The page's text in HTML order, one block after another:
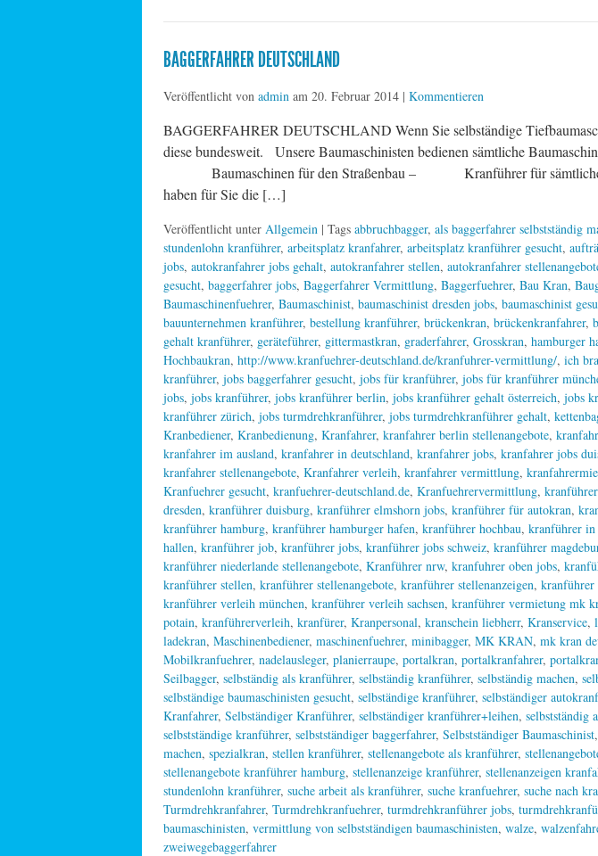
BAGGERFAHRER DEUTSCHLAND
Veröffentlicht von admin am 20. Februar 2014| Kommentieren
BAGGERFAHRER DEUTSCHLAND Wenn Sie selbständige
diese bundesweit. Unsere Baumaschinisten bedienen
Baumaschinen für den Straßenbau – Kranführer für sämtliche
haben für Sie die […]
Veröffentlicht unter Allgemein | Tags abbruchbagger, als baggerfahrer selbstständig
stundenlohn kranführer, arbeitsplatz kranfahrer, arbeitsplatz kranführer gesucht,
jobs, autokranfahrer jobs gehalt, autokranfahrer stellen, autokranfahrer
gesucht, baggerfahrer jobs, Baggerfahrer Vermittlung, Baggerfuehrer, Bau Kran,
Baumaschinenfuehrer, Baumaschinist, baumaschinist dresden jobs, baumaschinist
bauunternehmen kranführer, bestellung kranführer, brückenkran, brückenkranfahrer,
gehalt kranführer, geräteführer, gittermastkran, graderfahrer, Grosskran, hamburger
Hochbaukran, http://www.kranfuehrer-deutschland.de/kranfuhrer-vermittlung/, ich
kranführer, jobs baggerfahrer gesucht, jobs für kranführer, jobs für kranführer
jobs, jobs kranführer, jobs kranführer berlin, jobs kranführer gehalt österreich, jobs
kranführer zürich, jobs turmdrehkranführer, jobs turmdrehkranführer gehalt,
Kranbediener, Kranbedienung, Kranfahrer, kranfahrer berlin stellenangebote,
kranfahrer im ausland, kranfahrer in deutschland, kranfahrer jobs, kranfahrer jobs
kranfahrer stellenangebote, Kranfahrer verleih, kranfahrer vermittlung,
Kranfuehrer gesucht, kranfuehrer-deutschland.de, Kranfuehrervermittlung,
dresden, kranführer duisburg, kranführer elmshorn jobs, kranführer für autokran,
kranführer hamburg, kranführer hamburger hafen, kranführer hochbau, kranführer in
hallen, kranführer job, kranführer jobs, kranführer jobs schweiz, kranführer
kranführer niederlande stellenangebote, Kranführer nrw, kranfuhrer oben jobs,
kranführer stellen, kranführer stellenangebote, kranführer stellenanzeigen, kranführer
kranführer verleih münchen, kranführer verleih sachsen, kranführer vermietung mk
potain, kranführerverleih, kranfürer, Kranpersonal, kranschein liebherr, Kranservice,
ladekran, Maschinenbediener, maschinenfuehrer, minibagger, MK KRAN, mk kran
Mobilkranfuehrer, nadelausleger, planierraupe, portalkran, portalkranfahrer,
Seilbagger, selbständig als kranführer, selbständig kranführer, selbständig machen,
selbständige baumaschinisten gesucht, selbständige kranführer, selbständiger
Kranfahrer, Selbständiger Kranführer, selbständiger kranführer+leihen, selbstständig
selbstständige kranführer, selbstständiger baggerfahrer, Selbstständiger Baumaschinist,
machen, spezialkran, stellen kranführer, stellenangebote als kranführer,
stellenangebote kranführer hamburg, stellenanzeige kranführer, stellenanzeigen
stundenlohn kranführer, suche arbeit als kranführer, suche kranfuehrer, suche nach
Turmdrehkranfahrer, Turmdrehkranfuehrer, turmdrehkranführer jobs,
baumaschinisten, vermittlung von selbstständigen baumaschinisten, walze,
zweiwegebaggerfahrer